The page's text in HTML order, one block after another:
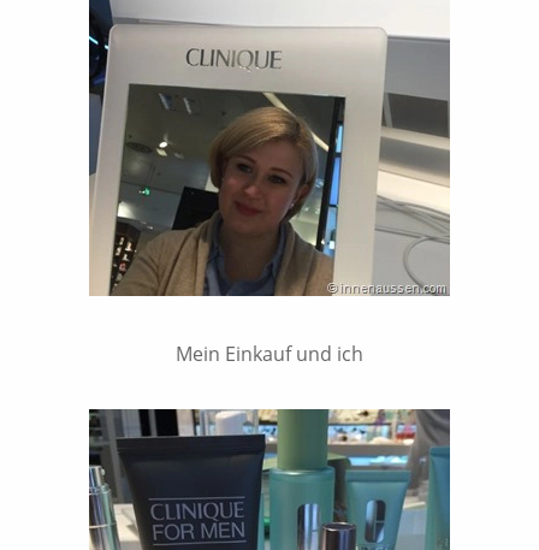
Mein Einkauf und ich